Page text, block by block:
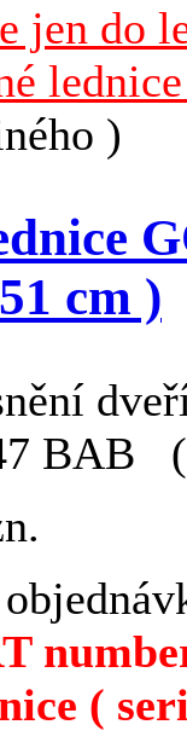
jen do
)
cm )
BAB (
(